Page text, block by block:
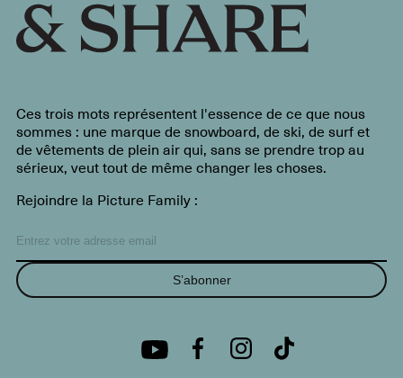
Ces trois mots représentent l'essence de ce que nous
sommes : une marque de snowboard, de ski, de surf et
de vêtements de plein air qui, sans se prendre trop au
sérieux, veut tout de même changer les choses.
Rejoindre la Picture Family :
S’abonner